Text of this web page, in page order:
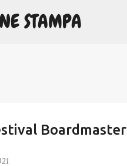
STAMPA